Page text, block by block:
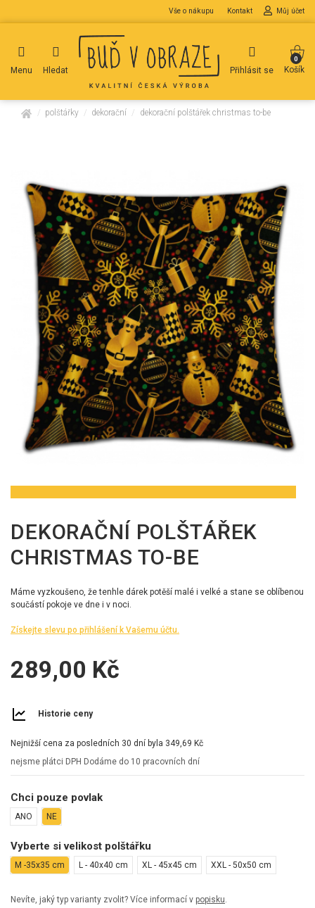
Vše o nákupu Kontakt Můj účet
Menu Hledat Přihlásit se
0
Košík
domů polštářky dekorační dekorační polštářek christmas to-be
DEKORAČNÍ POLŠTÁŘEK
CHRISTMAS TO-BE
Máme vyzkoušeno, že tenhle dárek potěší malé i velké a stane se oblíbenou
součástí pokoje ve dne i v noci.
Získejte slevu po přihlášení k Vašemu účtu.
289,00 Kč
Historie ceny
Nejnižší cena za posledních 30 dní byla 349,69 Kč
nejsme plátci DPH Dodáme do 10 pracovních dní
Chci pouze povlak
ANO NE
Vyberte si velikost polštářku
M -35x35 cm L - 40x40 cm XL - 45x45 cm XXL - 50x50 cm
Nevíte, jaký typ varianty zvolit? Více informací v popisku.